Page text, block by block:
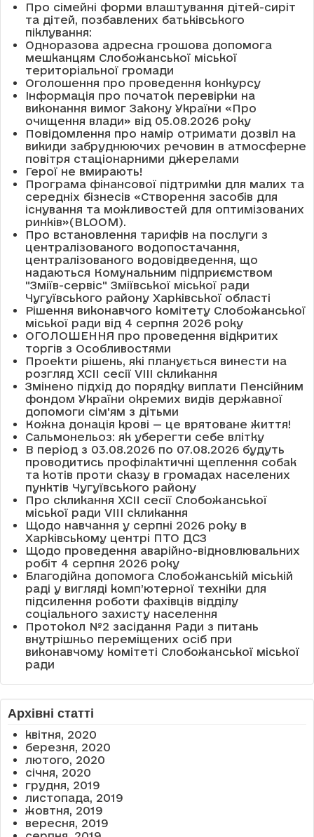
Про сімейні форми влаштування дітей-сиріт
та дітей, позбавлених батьківського
піклування:
Одноразова адресна грошова допомога
мешканцям Слобожанської міської
територіальної громади
Оголошення про проведення конкурсу
Інформація про початок перевірки на
виконання вимог Закону України «Про
очищення влади» від 05.08.2026 року
Повідомлення про намір отримати дозвіл на
викиди забруднюючих речовин в атмосферне
повітря стаціонарними джерелами
Герої не вмирають!
Програма фінансової підтримки для малих та
середніх бізнесів «Створення засобів для
існування та можливостей для оптимізованих
ринків»(BLOOM).
Про встановлення тарифів на послуги з
централізованого водопостачання,
централізованого водовідведення, що
надаються Комунальним підприємством
"Зміїв-сервіс" Зміївської міської ради
Чугуївського району Харківської області
Рішення виконавчого комітету Слобожанської
міської ради від 4 серпня 2026 року
ОГОЛОШЕННЯ про проведення відкритих
торгів з Особливостями
Проекти рішень, які планується винести на
розгляд XCII сесії VІІІ скликання
Змінено підхід до порядку виплати Пенсійним
фондом України окремих видів державної
допомоги сім'ям з дітьми
Кожна донація крові — це врятоване життя!
Сальмонельоз: як уберегти себе влітку
В період з 03.08.2026 по 07.08.2026 будуть
проводитись профілактичні щеплення собак
та котів проти сказу в громадах населених
пунктів Чугуївського району
Про скликання XCII сесії Слобожанської
міської ради VIII скликання
Щодо навчання у серпні 2026 року в
Харківському центрі ПТО ДСЗ
Щодо проведення аварійно-відновлювальних
робіт 4 серпня 2026 року
Благодійна допомога Слобожанській міській
раді у вигляді комп’ютерної техніки для
підсилення роботи фахівців відділу
соціального захисту населення
Протокол №2 засідання Ради з питань
внутрішньо переміщених осіб при
виконавчому комітеті Слобожанської міської
ради
Архівні статті
квітня, 2020
березня, 2020
лютого, 2020
січня, 2020
грудня, 2019
листопада, 2019
жовтня, 2019
вересня, 2019